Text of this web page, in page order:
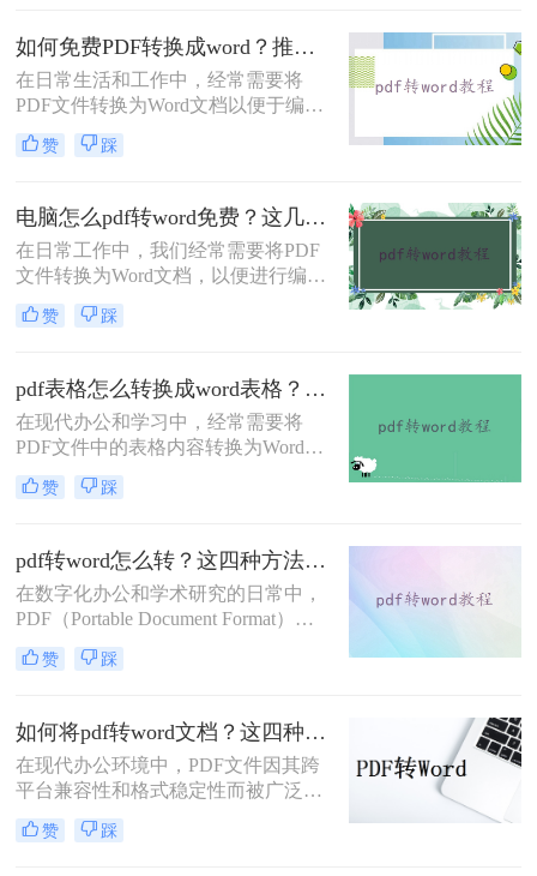
Word文档。那么pdf格式如何转换成
word文档格式呢？本文将介绍三种将
PDF转换为Word文档格式的实用方
法，帮助您轻松应对这一需求。
如何免费PDF转换成word？推荐3个实用转换方法！
在日常生活和工作中，经常需要将
PDF文件转换为Word文档以便于编辑
和修改。幸运的是，有多种免费的方
法可以实现这一目标。那么如何免费
几种常用的免费PDF转Word的方法，
帮助用户高效地完成转换工作。
赞 踩
电脑怎么pdf转word免费？这几个转换方法快来看看！
在日常工作中，我们经常需要将PDF
文件转换为Word文档，以便进行编辑
或进一步处理。虽然市面上有许多专
业的软件和服务可以实现这一转换，
用。那么电脑怎么pdf转word免费呢？
本文将介绍三种在电脑上免费将PDF
转换为Word文档的方法。
赞 踩
pdf表格怎么转换成word表格？这4种方法很常见！
在现代办公和学习中，经常需要将
PDF文件中的表格内容转换为Word表
格以便于编辑和修改。那么pdf表格怎
么转换成word表格呢？以下将详细介
有效方法，帮助用户高效完成转换工
作。
赞 踩
pdf转word怎么转？这四种方法帮你轻松转换!
在数字化办公和学术研究的日常中，
PDF（Portable Document Format）文
档因其优秀的跨平台兼容性和格式稳
定性而广受欢迎。然而，当我们需要
会发现Word文档更加便捷高效。因
此，将PDF转换为Word文档成为了一
项重要且常见的任务。那么pdf转word
怎么转呢？本文将详细介绍几种将
PDF转换为Word文档的实用方法，帮
助您轻松应对这一挑战。
赞 踩
如何将pdf转word文档？这四种方法教会你！
在现代办公环境中，PDF文件因其跨
平台兼容性和格式稳定性而被广泛使
用。然而，在某些情况下，用户可能
需要将PDF文件转换成Word文档，以
赞 踩